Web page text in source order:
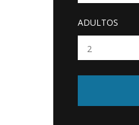
ADULTOS